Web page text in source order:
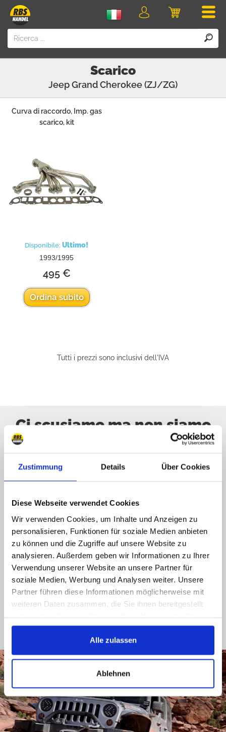
Zustimmung Details Über Cookies
Diese Webseite verwendet Cookies
Wir verwenden Cookies, um Inhalte und Anzeigen zu
personalisieren, Funktionen für soziale Medien anbieten
zu können und die Zugriffe auf unsere Website zu
analysieren. Außerdem geben wir Informationen zu Ihrer
Verwendung unserer Website an unsere Partner für
soziale Medien, Werbung und Analysen weiter. Unsere
Partner führen diese Informationen möglicherweise mit
weiteren Daten zusammen, die Sie ihnen bereitgestellt
gesammelt haben.
Alle zulassen
Ablehnen
Carrello
login
Scarico
JeepGrand Cherokee (ZJ/ZG)
Curva di raccordo, Imp. gas
scarico, kit
Disponibile: Ultimo!
1993/1995
495 €
Ordina subito
Tutti i prezzi sono inclusivi dell'IVA
Ci scusiamo ma non siamo
online, scriveteci!
Chiamateci, contattateci via email o via social
089 - 41 61 08 780
info@rbs-handel.de
Facebook